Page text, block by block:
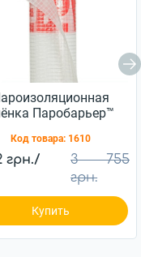
Паробарьер™
(75м2)
Код товара: 1610
грн./
3 755
грн.
Купить